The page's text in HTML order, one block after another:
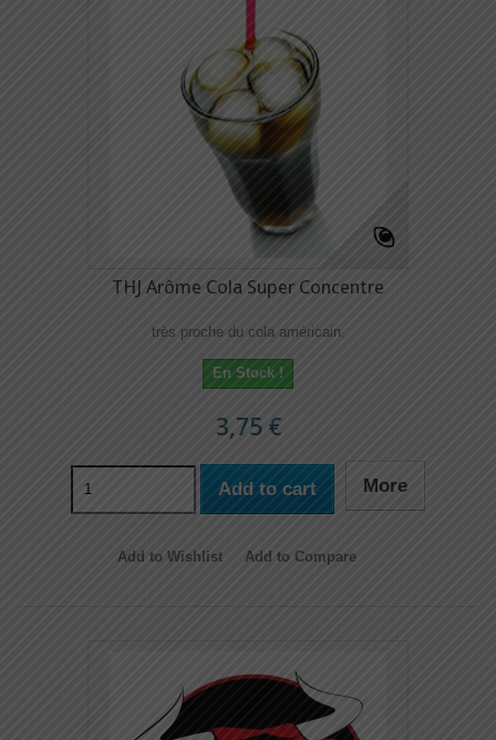
THJ Arôme Cola Super Concentre
très proche du cola américain.
En Stock !
3,75 €
Add to cart More
Add to Wishlist Add to Compare